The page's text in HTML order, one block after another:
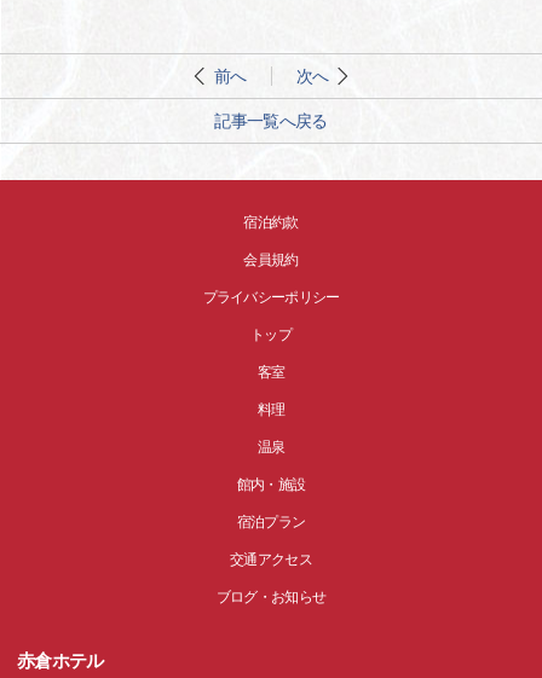
前へ 次へ
記事一覧へ戻る
宿泊約款
会員規約
プライバシーポリシー
トップ
客室
料理
温泉
館内・施設
宿泊プラン
交通アクセス
ブログ・お知らせ
赤倉ホテル